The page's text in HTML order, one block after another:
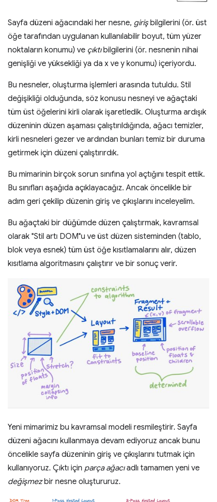
Sayfa düzeni ağacındaki her nesne, girişbilgilerini (ör. üst
öğe tarafından uygulanan kullanılabilir boyut, tüm yüzer
noktaların konumu) ve çıktıbilgilerini (ör. nesnenin nihai
genişliği ve yüksekliği ya da x ve y konumu) içeriyordu.
Bu nesneler, oluşturma işlemleri arasında tutuldu. Stil
değişikliği olduğunda, söz konusu nesneyi ve ağaçtaki
tüm üst öğelerini kirli olarak işaretledik. Oluşturma ardışık
düzeninin düzen aşaması çalıştırıldığında, ağacı temizler,
kirli nesneleri gezer ve ardından bunları temiz bir duruma
getirmek için düzeni çalıştırırdık.
Bu mimarinin birçok sorun sınıfına yol açtığını tespit ettik.
Bu sınıfları aşağıda açıklayacağız. Ancak öncelikle bir
adım geri çekilip düzenin giriş ve çıkışlarını inceleyelim.
Bu ağaçtaki bir düğümde düzen çalıştırmak, kavramsal
olarak "Stil artı DOM"u ve üst düzen sisteminden (tablo,
blok veya esnek) tüm üst öğe kısıtlamalarını alır, düzen
kısıtlama algoritmasını çalıştırır ve bir sonuç verir.
Yeni mimarimiz bu kavramsal modeli resmileştirir. Sayfa
düzeni ağacını kullanmaya devam ediyoruz ancak bunu
öncelikle sayfa düzeninin giriş ve çıkışlarını tutmak için
kullanıyoruz. Çıktı için parça ağacıadlı tamamen yeni ve
değişmezbir nesne oluştururuz.